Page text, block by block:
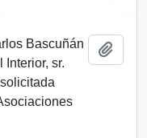
Bascuñán
Interior, sr.